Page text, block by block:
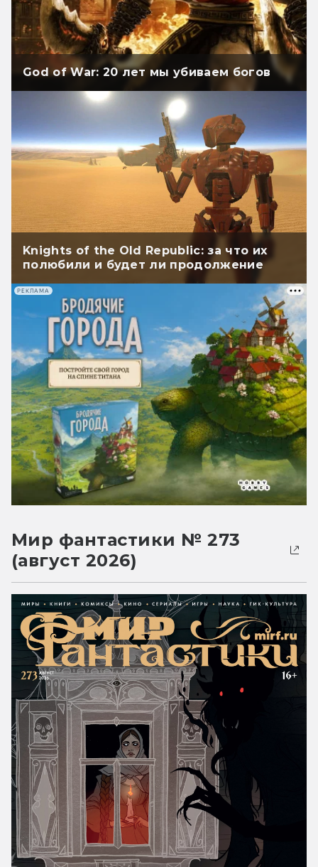
God of War: 20 лет мы убиваем богов
Knights of the Old Republic: за что их
полюбили и будет ли продолжение
РЕКЛАМА
Мир фантастики № 273
(август 2026)